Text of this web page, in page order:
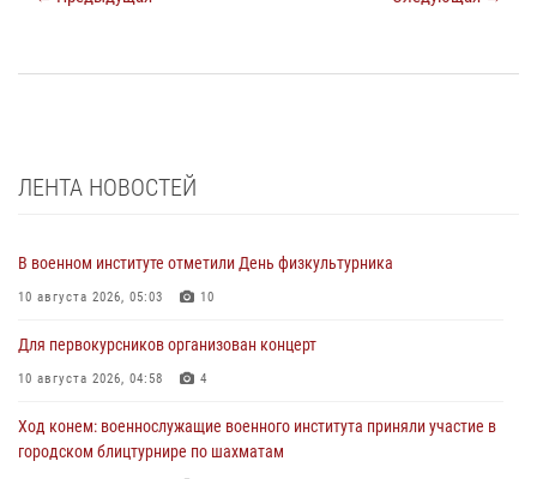
ЛЕНТА НОВОСТЕЙ
В военном институте отметили День физкультурника
10 августа 2026, 05:03 10
Для первокурсников организован концерт
10 августа 2026, 04:58 4
Ход конем: военнослужащие военного института приняли участие в
городском блицтурнире по шахматам